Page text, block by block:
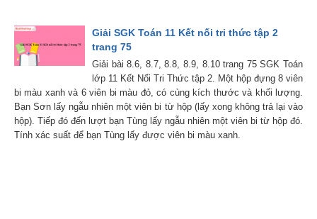
Giải SGK Toán 11 Kết nối tri thức tập 2
trang 75
Giải bài 8.6, 8.7, 8.8, 8.9, 8.10 trang 75 SGK Toán
lớp 11 Kết Nối Tri Thức tập 2. Một hộp đựng 8 viên
bi màu xanh và 6 viên bi màu đỏ, có cùng kích thước và khối lượng.
Bạn Sơn lấy ngẫu nhiên một viên bi từ hộp (lấy xong không trả lại vào
hộp). Tiếp đó đến lượt bạn Tùng lấy ngẫu nhiên một viên bi từ hộp đó.
Tính xác suất để bạn Tùng lấy được viên bi màu xanh.